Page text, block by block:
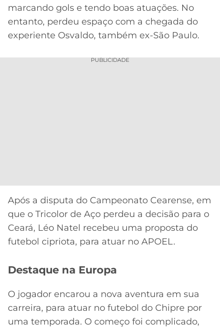
marcando gols e tendo boas atuações. No
entanto, perdeu espaço com a chegada do
experiente Osvaldo, também ex-São Paulo.
PUBLICIDADE
Após a disputa do Campeonato Cearense, em
que o Tricolor de Aço perdeu a decisão para o
Ceará, Léo Natel recebeu uma proposta do
futebol cipriota, para atuar no APOEL.
Destaque na Europa
O jogador encarou a nova aventura em sua
carreira, para atuar no futebol do Chipre por
uma temporada. O começo foi complicado,